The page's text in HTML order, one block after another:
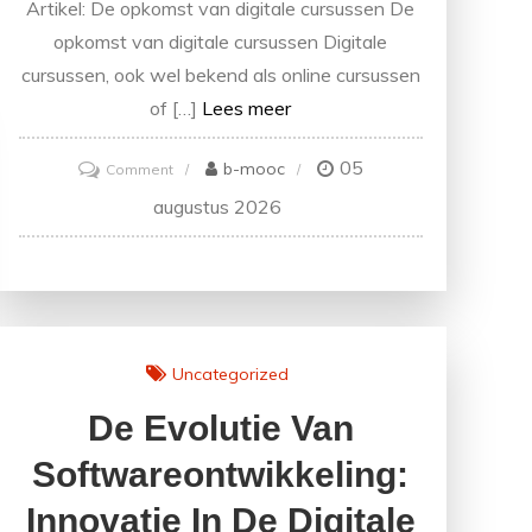
Artikel: De opkomst van digitale cursussen De
opkomst van digitale cursussen Digitale
cursussen, ook wel bekend als online cursussen
of […] Lees meer
Commenton
Ontdek
de
Interactieve
Cursus
b-mooc
05
augustus 2026
Uncategorized
De Evolutie Van
Softwareontwikkeling:
Innovatie In De Digitale